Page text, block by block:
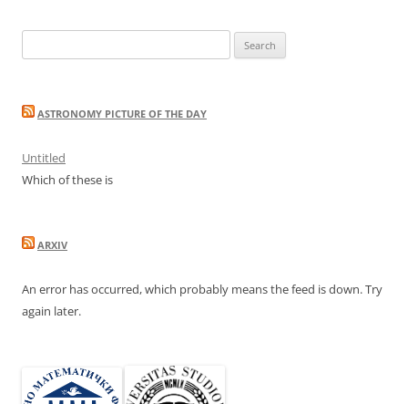
for:
ASTRONOMY PICTURE OF THE DAY
Untitled
Which of these is
ARXIV
An error has occurred, which probably means the feed is down. Try
again later.